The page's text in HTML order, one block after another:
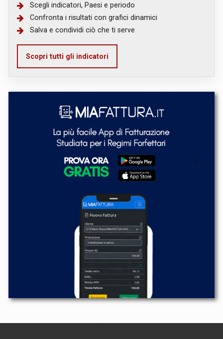
Scegli indicatori, Paesi e periodo
Confronta i risultati con grafici dinamici
Salva e condividi ciò che ti serve
Scopri tutti gli indicatori